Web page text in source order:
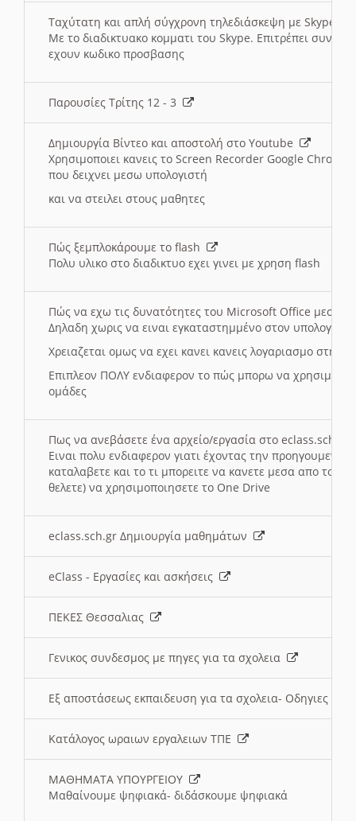
Ταχύτατη και απλή σύγχρονη τηλεδιάσκεψη με Skype
Με το διαδικτυακο κομματι του Skype. Επιτρέπει
εχουν κωδικο προσβασης
Παρουσίες Τρίτης 12 - 3
Δημιουργία Βίντεο και αποστολή στο Youtube
Χρησιμοποιει κανεις το Screen Recorder Google Chrome
που δειχνει μεσω υπολογιστή
και να στειλει στους μαθητες
Πώς ξεμπλοκάρουμε το flash
Πολυ υλικο στο διαδικτυο εχει γινει με χρηση flash
Πώς να εχω τις δυνατότητες του Microsoft Office μεσω
Δηλαδη χωρις να ειναι εγκαταστημμένο στον
Χρειαζεται ομως να εχει κανει κανεις λογαριασμο στη
Επιπλεον ΠΟΛΥ ενδιαφερον το πώς μπορω να
ομάδες
Πως να ανεβάσετε ένα αρχείο/εργασία στο eclass.sch.gr
Ειναι πολυ ενδιαφερον γιατι έχοντας την
καταλαβετε και το τι μπορειτε να κανετε μεσα απο το
θελετε) να χρησιμοποιησετε το One Drive
eclass.sch.gr Δημιουργία μαθημάτων
eClass - Εργασίες και ασκήσεις
ΠΕΚΕΣ Θεσσαλιας
Γενικος συνδεσμος με πηγες για τα σχολεια
Εξ αποστάσεως εκπαιδευση για τα σχολεια- Οδηγιες
Κατάλογος ωραιων εργαλειων ΤΠΕ
ΜΑΘΗΜΑΤΑ ΥΠΟΥΡΓΕΙΟΥ
Μαθαίνουμε ψηφιακά- διδάσκουμε ψηφιακά